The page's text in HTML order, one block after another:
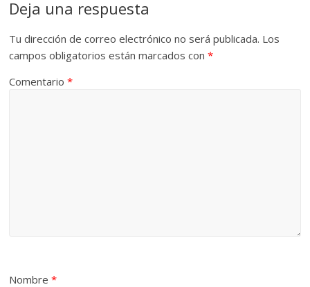
Deja una respuesta
Tu dirección de correo electrónico no será publicada. Los
campos obligatorios están marcados con*
Comentario*
Nombre*